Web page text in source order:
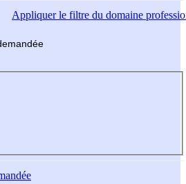
Appliquerle filtre du domaine